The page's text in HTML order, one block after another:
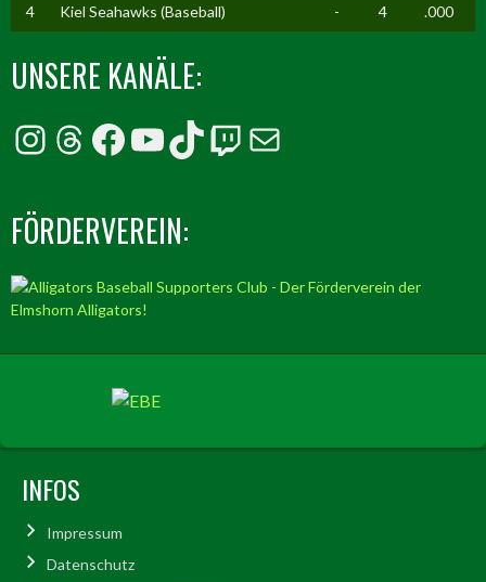
4 Kiel Seahawks (Baseball) - 4 .000
UNSERE KANÄLE:
Instagram
Threads
Facebook
YouTube
TikTok
Twitch
E-Mail
FÖRDERVEREIN:
INFOS
Impressum
Datenschutz